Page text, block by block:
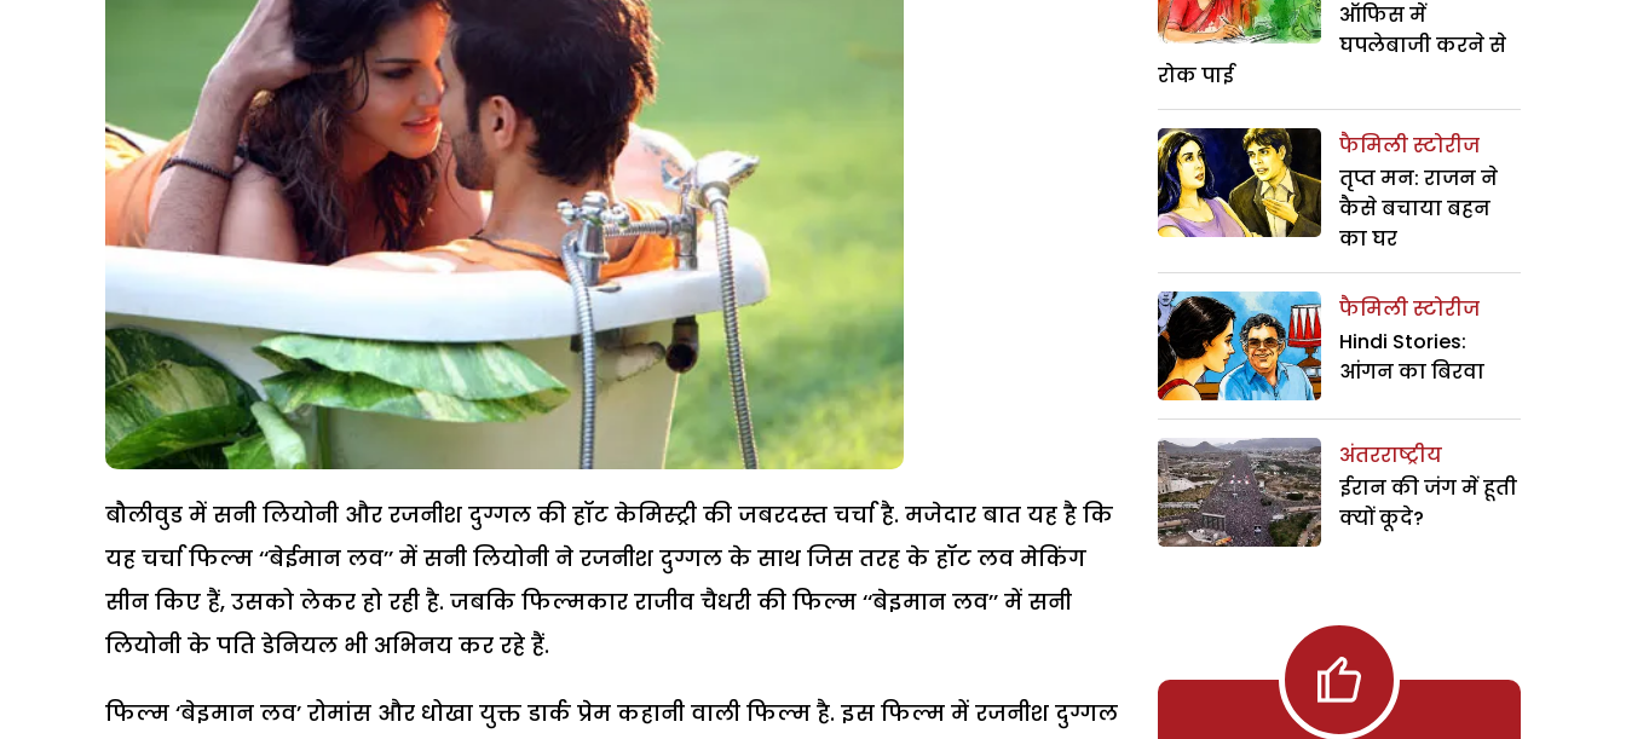
बौलीवुड में सनी लियोनी और रजनीश दुग्गल की हॉट केमिस्ट्री की जबरदस्त चर्चा है. मजेदार बात यह है कि
यह चर्चा फिल्म ‘‘बेईमान लव’’ में सनी लियोनी ने रजनीश दुग्गल के साथ जिस तरह के हॉट लव मेकिंग
सीन किए हैं, उसको लेकर हो रही है. जबकि फिल्मकार राजीव चैधरी की फिल्म ‘‘बेइमान लव’’ में सनी
लियोनी के पति डेनियल भी अभिनय कर रहे हैं.
फिल्म ‘बेइमान लव’ रोमांस और धोखा युक्त डार्क प्रेम कहानी वाली फिल्म है. इस फिल्म में रजनीश दुग्गल
ऑफिस में
घपलेबाजी करने से
रोक पाई
फैमिली स्टोरीज
तृप्त मन: राजन ने
कैसे बचाया बहन
का घर
फैमिली स्टोरीज
Hindi Stories:
आंगन का बिरवा
अंतरराष्ट्रीय
ईरान की जंग में हूती
क्यों कूदे?